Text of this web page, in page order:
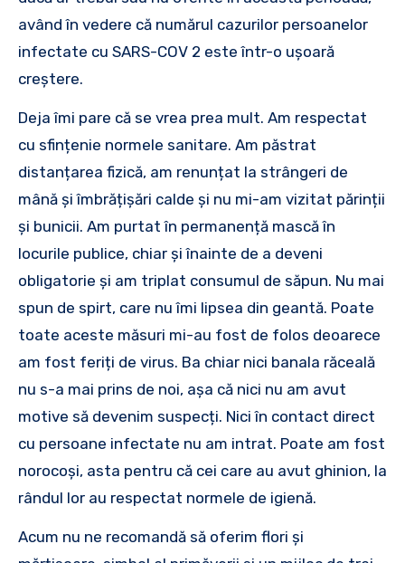
având în vedere că numărul cazurilor persoanelor
infectate cu SARS-COV 2 este într-o ușoară
creștere.
Deja îmi pare că se vrea prea mult. Am respectat
cu sfințenie normele sanitare. Am păstrat
distanțarea fizică, am renunțat la strângeri de
mână și îmbrățișări calde și nu mi-am vizitat părinții
și bunicii. Am purtat în permanență mască în
locurile publice, chiar și înainte de a deveni
obligatorie și am triplat consumul de săpun. Nu mai
spun de spirt, care nu îmi lipsea din geantă. Poate
toate aceste măsuri mi-au fost de folos deoarece
am fost feriți de virus. Ba chiar nici banala răceală
nu s-a mai prins de noi, așa că nici nu am avut
motive să devenim suspecți. Nici în contact direct
cu persoane infectate nu am intrat. Poate am fost
norocoși, asta pentru că cei care au avut ghinion, la
rândul lor au respectat normele de igienă.
Acum nu ne recomandă să oferim flori și